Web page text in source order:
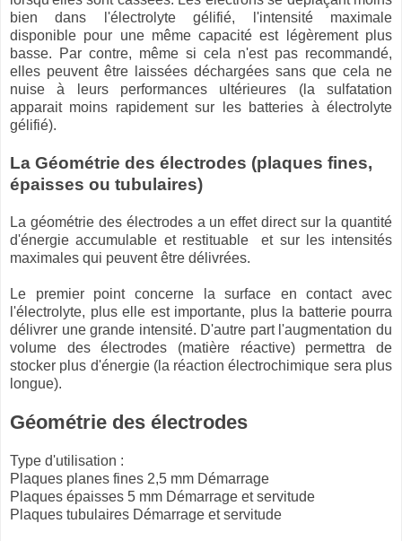
bien dans l'électrolyte gélifié, l'intensité maximale
disponible pour une même capacité est légèrement plus
basse. Par contre, même si cela n'est pas recommandé,
elles peuvent être laissées déchargées sans que cela ne
nuise à leurs performances ultérieures (la sulfatation
apparait moins rapidement sur les batteries à électrolyte
gélifié).
La Géométrie des électrodes (plaques fines,
épaisses ou tubulaires)
La géométrie des électrodes a un effet direct sur la quantité
d'énergie accumulable et restituable et sur les intensités
maximales qui peuvent être délivrées.
Le premier point concerne la surface en contact avec
l'électrolyte, plus elle est importante, plus la batterie pourra
délivrer une grande intensité. D'autre part l'augmentation du
volume des électrodes (matière réactive) permettra de
stocker plus d'énergie (la réaction électrochimique sera plus
longue).
Géométrie des électrodes
Type d'utilisation :
Plaques planes fines 2,5 mm Démarrage
Plaques épaisses 5 mm Démarrage et servitude
Plaques tubulaires Démarrage et servitude